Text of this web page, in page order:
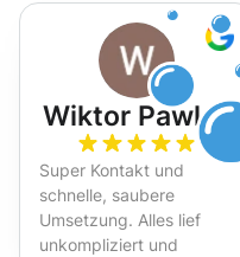
Wiktor Pawlak
Super Kontakt und
schnelle, saubere
Umsetzung. Alles lief
unkompliziert und